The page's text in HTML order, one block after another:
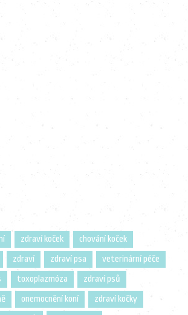
zdraví koček
chování koček
zdraví zdraví psa
veterinární péče
toxoplazmóza
zdraví psů
onemocnění koní
zdraví kočky